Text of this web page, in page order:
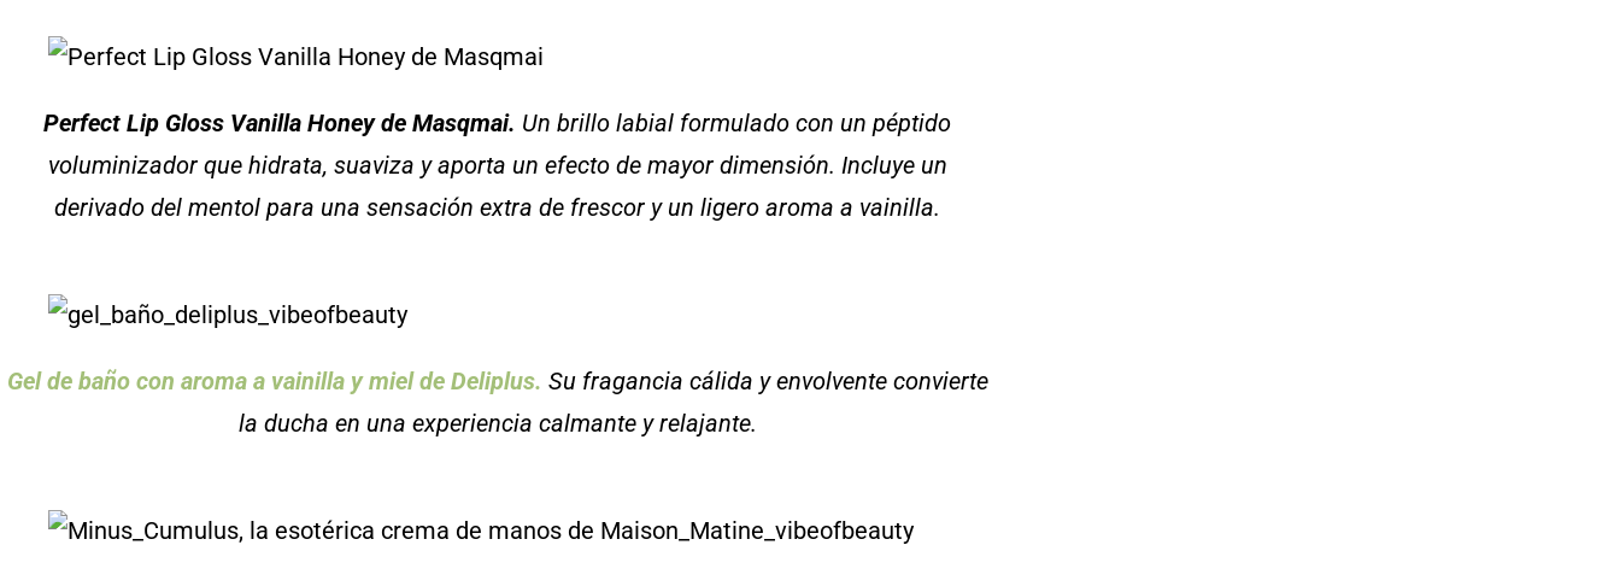
Perfect Lip Gloss Vanilla Honey de Masqmai. Un brillo labial formulado con un péptido
voluminizador que hidrata, suaviza y aporta un efecto de mayor dimensión. Incluye un
derivado del mentol para una sensación extra de frescor y un ligero aroma a vainilla.
Gel de baño con aroma a vainilla y miel de Deliplus. Su fragancia cálida y envolvente convierte
la ducha en una experiencia calmante y relajante.